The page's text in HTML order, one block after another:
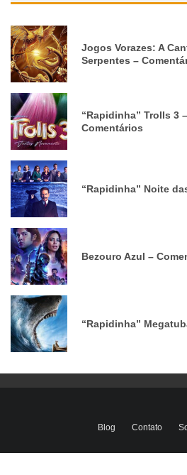
Jogos Vorazes: A
Serpentes –
“Rapidinha” Trolls 3
Comentários
“Rapidinha” Noite
Bezouro Azul –
“Rapidinha”
Blog Contato